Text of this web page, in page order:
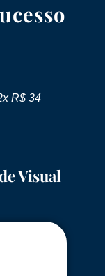
R$ 34
Visual